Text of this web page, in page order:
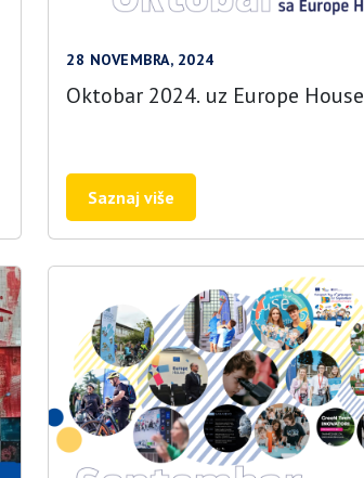
28 NOVEMBRA, 2024
Oktobar 2024. uz Europe House
Saznaj više